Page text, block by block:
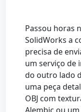
Passou horas
SolidWorks a
precisa de
um serviço de
do outro lado
uma peça
OBJ com